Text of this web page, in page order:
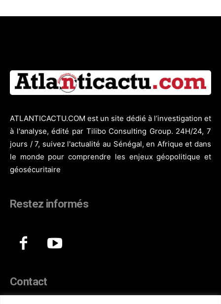
ATLANTICACTU.COM est un site dédié à l’investigation et
à l'analyse, édité par Tilibo Consulting Group. 24H/24, 7
jours / 7, suivez l'actualité au Sénégal, en Afrique et dans
le monde pour comprendre les enjeux géopolitique et
géosécuritaire
Restez informés
Contact